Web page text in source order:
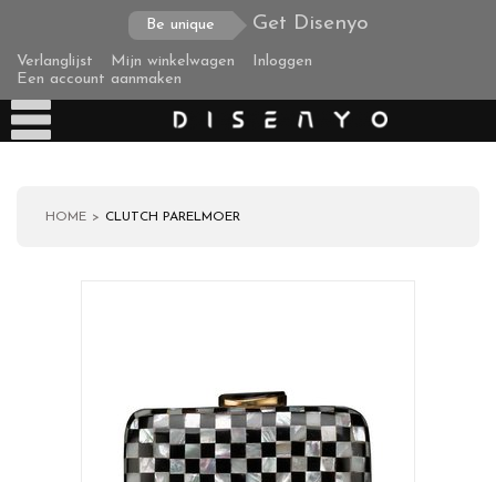
Be unique Get Disenyo
Verlanglijst Mijn winkelwagen
Inloggen
Een account aanmaken
Zakelijke klanten
HOME CLUTCH PARELMOER